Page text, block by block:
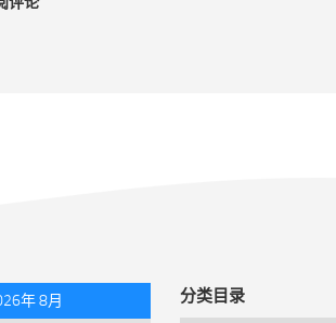
年 8月
分类目录